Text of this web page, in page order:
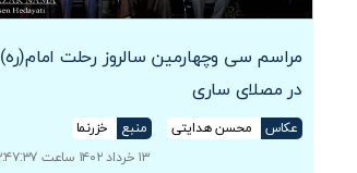
مراسم سی وچهارمین سالروز رحلت امام(ره)
در مصلای ساری
عکاس محسن هدایتی منبع
خزرنما
۱۳ خرداد ۱۴۰۲ ساعت ۲۳:۴۷:۳۷